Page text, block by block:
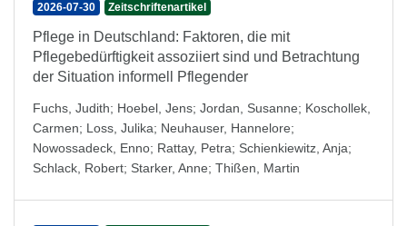
2026-07-30 Zeitschriftenartikel
Pflege in Deutschland: Faktoren, die mit
Pflegebedürftigkeit assoziiert sind und Betrachtung
der Situation informell Pflegender
Fuchs, Judith; Hoebel, Jens; Jordan, Susanne; Koschollek,
Carmen; Loss, Julika; Neuhauser, Hannelore;
Nowossadeck, Enno; Rattay, Petra; Schienkiewitz, Anja;
Schlack, Robert; Starker, Anne; Thißen, Martin